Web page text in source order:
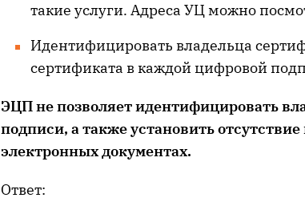
такие услуги. Адреса УЦ можно
Идентифицировать владельца
сертификата в каждой цифровой
ЭЦП не позволяет идентифицировать
подписи, а также установить
электронных документах.
Ответ: